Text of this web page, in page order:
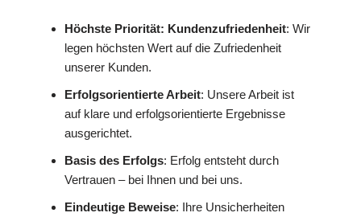
Höchste Priorität: Kundenzufriedenheit: Wir
legen höchsten Wert auf die Zufriedenheit
unserer Kunden.
Erfolgsorientierte Arbeit: Unsere Arbeit ist
auf klare und erfolgsorientierte Ergebnisse
ausgerichtet.
Basis des Erfolgs: Erfolg entsteht durch
Vertrauen – bei Ihnen und bei uns.
Eindeutige Beweise: Ihre Unsicherheiten